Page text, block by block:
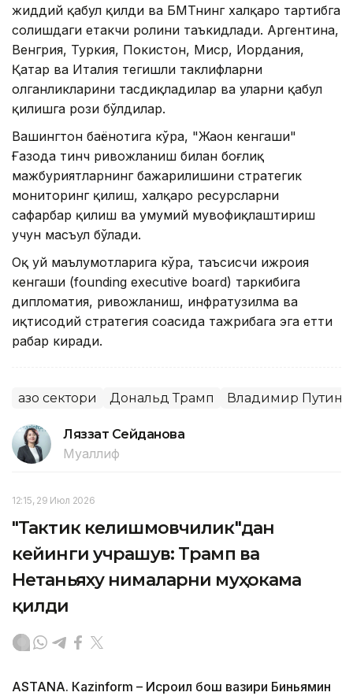
жиддий қабул қилди ва БМТнинг халқаро тартибга
солишдаги етакчи ролини таъкидлади. Аргентина,
Венгрия, Туркия, Покистон, Миср, Иордания,
Қатар ва Италия тегишли таклифларни
олганликларини тасдиқладилар ва уларни қабул
қилишга рози бўлдилар.
Вашингтон баёнотига кўра, "Жаҳон кенгаши"
Ғазода тинч ривожланиш билан боғлиқ
мажбуриятларнинг бажарилишини стратегик
мониторинг қилиш, халқаро ресурсларни
сафарбар қилиш ва умумий мувофиқлаштириш
учун масъул бўлади.
Оқ уй маълумотларига кўра, таъсисчи ижроия
кенгаши (founding executive board) таркибига
дипломатия, ривожланиш, инфратузилма ва
иқтисодий стратегия соҳасида тажрибага эга етти
раҳбар киради.
Ғазо сектори Дональд Трамп Владимир Путин
Ляззат Сейданова
Муаллиф
12:15, 29 Июл 2026
"Тактик келишмовчилик"дан
кейинги учрашув: Трамп ва
Нетаньяху нималарни муҳокама
қилди
ASTANА. Кazinform – Исроил бош вазири Биньямин